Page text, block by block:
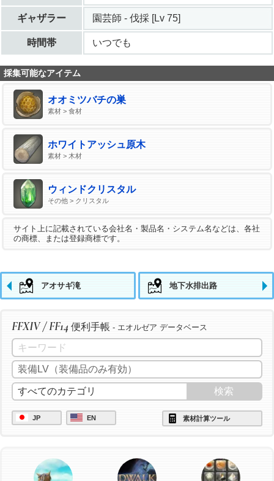
ギャザラー 園芸師 - 伐採 [Lv 75]
時間帯 いつでも
採集可能なアイテム
オオミツバチの巣
素材 > 食材
ホワイトアッシュ原木
素材 > 木材
ウィンドクリスタル
その他 > クリスタル
サイト上に記載されている会社名・製品名・システム名などは、各社
の商標、または登録商標です。
アオサギ滝 地下水排出路
FFXIV / FF14 便利手帳 - エオルゼア データベース
JP EN 素材計算ツール